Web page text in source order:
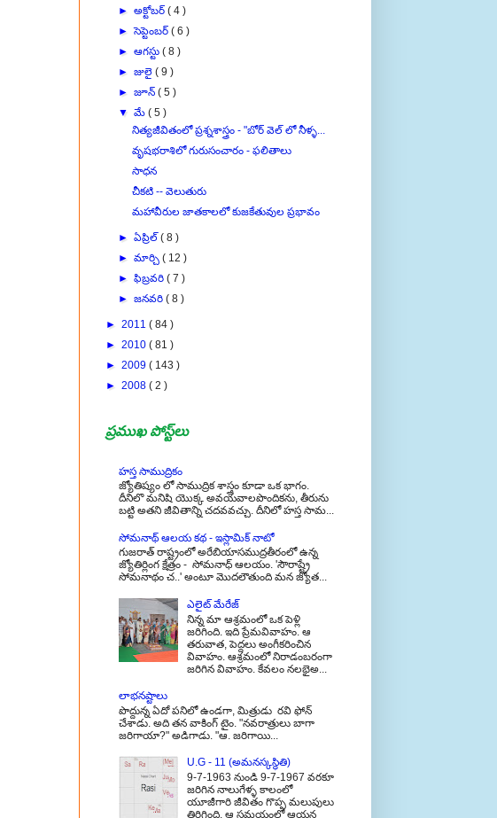
►అక్టోబర్( 4 )
►సెప్టెంబర్( 6 )
►ఆగస్టు( 8 )
►జులై( 9 )
►జూన్( 5 )
▼మే( 5 )
నిత్యజీవితంలో ప్రశ్నశాస్త్రం - "బోర్ వెల్ లో నీళ్ళ...
వృషభరాశిలో గురుసంచారం - ఫలితాలు
సాధన
చీకటి -- వెలుతురు
మహావీరుల జాతకాలలో కుజకేతువుల ప్రభావం
►ఏప్రిల్( 8 )
►మార్చి( 12 )
►ఫిబ్రవరి( 7 )
►జనవరి( 8 )
► 2011 ( 84 )
► 2010 ( 81 )
► 2009 ( 143 )
► 2008 ( 2 )
ప్రముఖ పోస్ట్‌లు
హస్త సాముద్రికం
జ్యోతిష్యం లో సాముద్రిక శాస్త్రం కూడా ఒక భాగం.
దీనిలొ మనిషి యొక్క అవయవాలపొందికను, తీరును
బట్టి అతని జీవితాన్ని చదవవచ్చు. దీనిలో హస్త సామ...
సోమనాథ్ ఆలయ కథ - ఇస్లామిక్ నాటో
గుజరాత్ రాష్ట్రంలో అరేబియాసముద్రతీరంలో ఉన్న
జ్యోతిర్లింగ క్షేత్రం - సోమనాధ్ ఆలయం. 'సౌరాష్ట్రే
సోమనాథం చ..' అంటూ మొదలౌతుంది మన జ్యోత...
ఎలైట్ మేరేజ్
నిన్న మా ఆశ్రమంలో ఒక పెళ్లి
జరిగింది. ఇది ప్రేమవివాహం. ఆ
తరువాత, పెద్దలు అంగీకరించిన
వివాహం. ఆశ్రమంలో నిరాడంబరంగా
జరిగిన వివాహం. కేవలం నలభైఅ...
లాభనష్టాలు
పొద్దున్న ఏదో పనిలో ఉండగా, మిత్రుడు రవి ఫోన్
చేశాడు. అది తన వాకింగ్ టైం. "నవరాత్రులు బాగా
జరిగాయా?" అడిగాడు. "ఆ. జరిగాయి...
U.G - 11 (అమనస్కస్థితి)
9-7-1963 నుండి 9-7-1967 వరకూ
జరిగిన నాలుగేళ్ళ కాలంలో
యూజీగారి జీవితం గొప్ప మలుపులు
తిరిగింది. ఆ సమయంలో ఆయన